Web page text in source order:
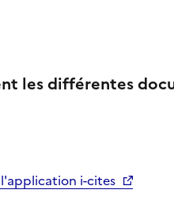
les différentes
i-cites